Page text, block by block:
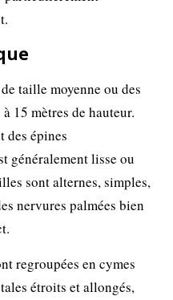
taille moyenne ou des
15 mètres de hauteur.
des épines
généralement lisse ou
sont alternes, simples,
nervures palmées bien
regroupées en cymes
étroits et allongés,